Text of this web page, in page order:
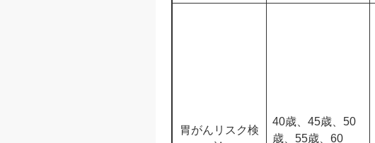
胃がんリスク検
40歳、45歳、50
歳、55歳、60